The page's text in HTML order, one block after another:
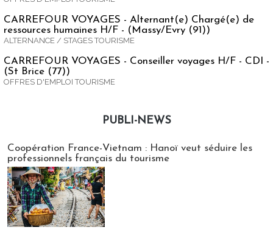
CARREFOUR VOYAGES - Alternant(e) Chargé(e) de
ressources humaines H/F - (Massy/Evry (91))
ALTERNANCE / STAGES TOURISME
CARREFOUR VOYAGES - Conseiller voyages H/F - CDI -
(St Brice (77))
OFFRES D'EMPLOI TOURISME
PUBLI-NEWS
Coopération France-Vietnam : Hanoï veut séduire les
professionnels français du tourisme